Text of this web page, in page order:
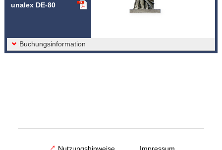
unalex DE-80
Buchungsinformation
Nutzungshinweise Impressum